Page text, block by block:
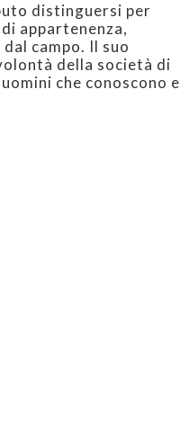
distinguersi per
appartenenza,
campo. Il suo
della società di
che conoscono e